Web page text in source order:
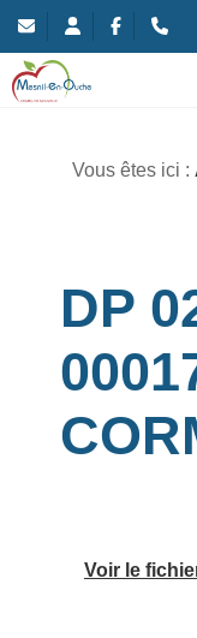
Vous êtes ici :
DP
Voir le